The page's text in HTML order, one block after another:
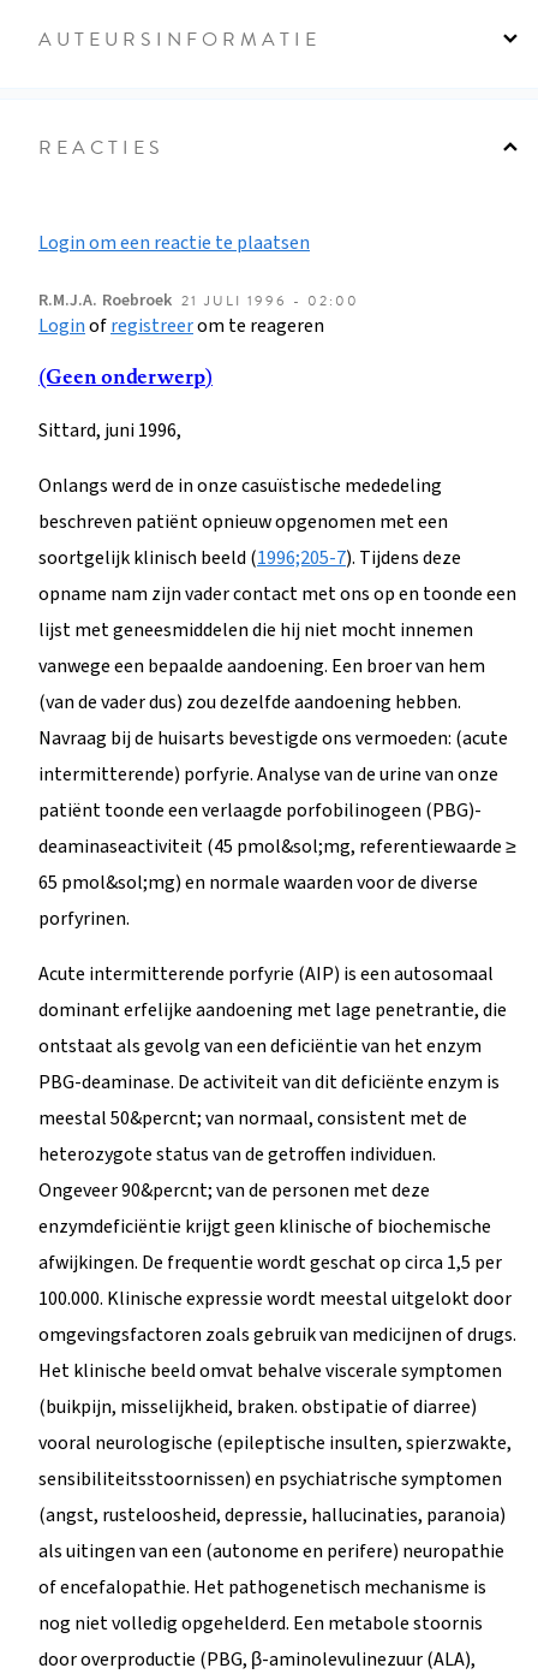
AUTEURSINFORMATIE
REACTIES
Login om een reactie te plaatsen
R.M.J.A. Roebroek 21 JULI 1996 - 02:00
Loginofregistreerom te reageren
(Geen onderwerp)
Sittard, juni 1996,
Onlangs werd de in onze casuïstische mededeling
beschreven patiënt opnieuw opgenomen met een
soortgelijk klinisch beeld (1996;205-7). Tijdens deze
opname nam zijn vader contact met ons op en toonde een
lijst met geneesmiddelen die hij niet mocht innemen
vanwege een bepaalde aandoening. Een broer van hem
(van de vader dus) zou dezelfde aandoening hebben.
Navraag bij de huisarts bevestigde ons vermoeden: (acute
intermitterende) porfyrie. Analyse van de urine van onze
patiënt toonde een verlaagde porfobilinogeen (PBG)-
deaminaseactiviteit (45 pmol&sol;mg, referentiewaarde ≥
65 pmol&sol;mg) en normale waarden voor de diverse
porfyrinen.
Acute intermitterende porfyrie (AIP) is een autosomaal
dominant erfelijke aandoening met lage penetrantie, die
ontstaat als gevolg van een deficiëntie van het enzym
PBG-deaminase. De activiteit van dit deficiënte enzym is
meestal 50&percnt; van normaal, consistent met de
heterozygote status van de getroffen individuen.
Ongeveer 90&percnt; van de personen met deze
enzymdeficiëntie krijgt geen klinische of biochemische
afwijkingen. De frequentie wordt geschat op circa 1,5 per
100.000. Klinische expressie wordt meestal uitgelokt door
omgevingsfactoren zoals gebruik van medicijnen of drugs.
Het klinische beeld omvat behalve viscerale symptomen
(buikpijn, misselijkheid, braken. obstipatie of diarree)
vooral neurologische (epileptische insulten, spierzwakte,
sensibiliteitsstoornissen) en psychiatrische symptomen
(angst, rusteloosheid, depressie, hallucinaties, paranoia)
als uitingen van een (autonome en perifere) neuropathie
of encefalopathie. Het pathogenetisch mechanisme is
nog niet volledig opgehelderd. Een metabole stoornis
door overproductie (PBG, β-aminolevulinezuur (ALA),